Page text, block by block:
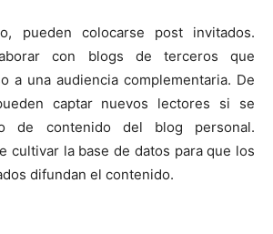
pueden colocarse post invitados.
con blogs de terceros que
a una audiencia complementaria. De
captar nuevos lectores si se
de contenido del blog personal.
cultivar la base de datos para que los
difundan el contenido.